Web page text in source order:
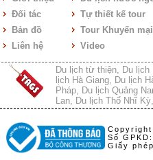
Đối tác
Bản đồ
Liên hệ
Tự thiết kế tour
Tour Khuyến mại
Video
Du lịch từ thiện Du lịch
lịch Hà Giang
Du lịch
Pháp
Du lịch Quảng
Lan
Du lịch Thổ Nhĩ Kỳ
Số
Giấy